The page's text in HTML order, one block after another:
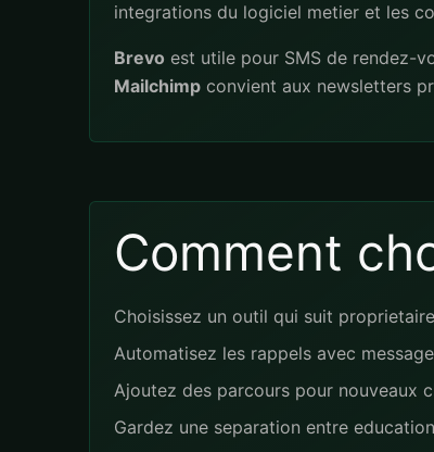
integrations du logiciel metier et les
Brevo est utile pour SMS de rendez-
Mailchimp convient aux newsletters
Comment
Choisissez un outil qui suit
Automatisez les rappels avec
Ajoutez des parcours pour nouveaux
Gardez une separation entre